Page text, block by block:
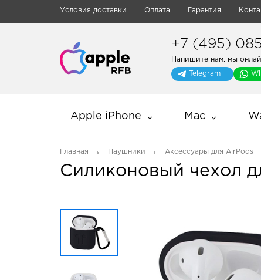
Условия доставки Оплата Гарантия
+7 (495) 085-
Напишите нам, мы
Telegram
Apple iPhone Mac
Главная Наушники Аксессуары для AirPods
Силиконовый чехол